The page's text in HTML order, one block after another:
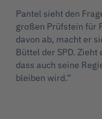
Pantel sieht den
großen Prüfstein für
davon ab, macht er
Büttel der SPD.
dass auch seine
bleiben wird.“